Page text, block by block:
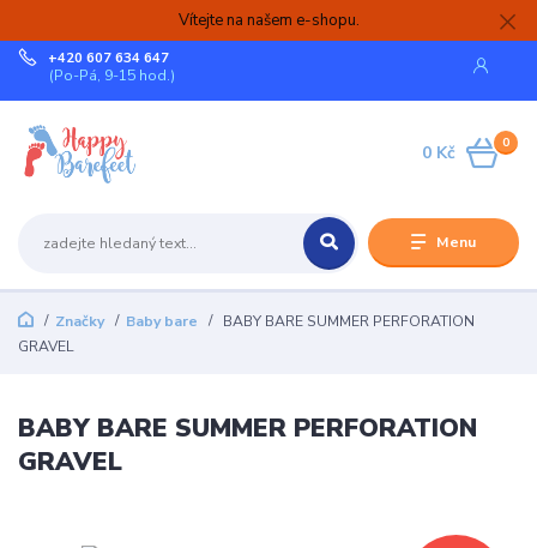
Vítejte na našem e-shopu.
Menu
+420 607 634 647
(Po-Pá, 9-15 hod.)
0
0 Kč
Značky Baby bare
BABY BARE SUMMER PERFORATION
GRAVEL
BABY BARE SUMMER PERFORATION
GRAVEL